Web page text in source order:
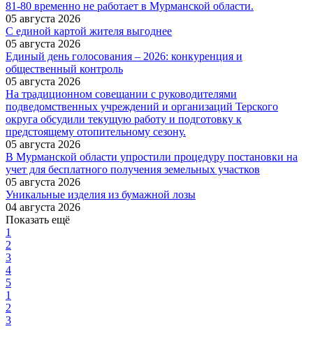
81-80 временно не работает в Мурманской области.
05 августа 2026
С единой картой жителя выгоднее
05 августа 2026
Единый день голосования – 2026: конкуренция и
общественный контроль
05 августа 2026
На традиционном совещании с руководителями
подведомственных учреждений и организаций Терского
округа обсудили текущую работу и подготовку к
предстоящему отопительному сезону.
05 августа 2026
В Мурманской области упростили процедуру постановки на
учет для бесплатного получения земельных участков
05 августа 2026
Уникальные изделия из бумажной лозы
04 августа 2026
Показать ещё
1
2
3
4
5
1
2
3